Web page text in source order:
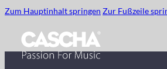
Zum Hauptinhalt springen Zur Fußzeile